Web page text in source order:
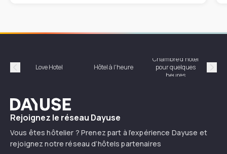
Précédent
Love Hotel Hôtel à l'heure
Chambre d'hôtel
pour quelques
heures
Dayuse
Rejoignez le réseau Dayuse
Vous êtes hôtelier ? Prenez part à l’expérience Dayuse et
rejoignez notre réseau d’hôtels partenaires